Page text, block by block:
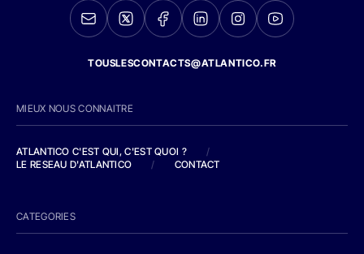
TOUSLESCONTACTS@ATLANTICO.FR
MIEUX NOUS CONNAITRE
ATLANTICO C'EST QUI, C'EST QUOI ?
/
LE RESEAU D'ATLANTICO
/ CONTACT
CATEGORIES